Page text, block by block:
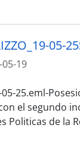
19
05-25.eml-
el segundo
Politicas de la